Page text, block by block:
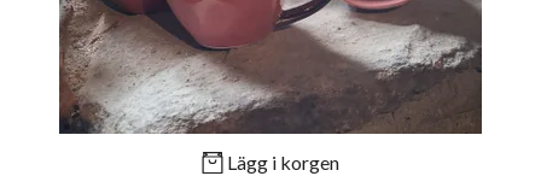
Lägg i korgen